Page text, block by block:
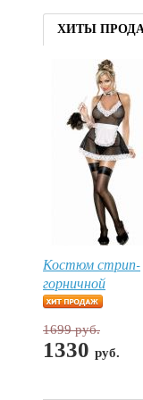
ХИТЫ
Костюм стрип-
горничной
1699 руб.
1330 руб.